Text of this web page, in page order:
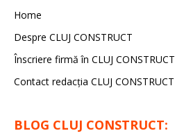
Home
Despre CLUJ CONSTRUCT
Înscriere firmă în CLUJ CONSTRUCT
Contact redacția CLUJ CONSTRUCT
BLOG CLUJ CONSTRUCT: